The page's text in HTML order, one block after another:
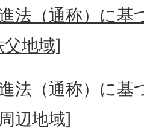
法（通称）に基
地域]
法（通称）に基
辺地域]